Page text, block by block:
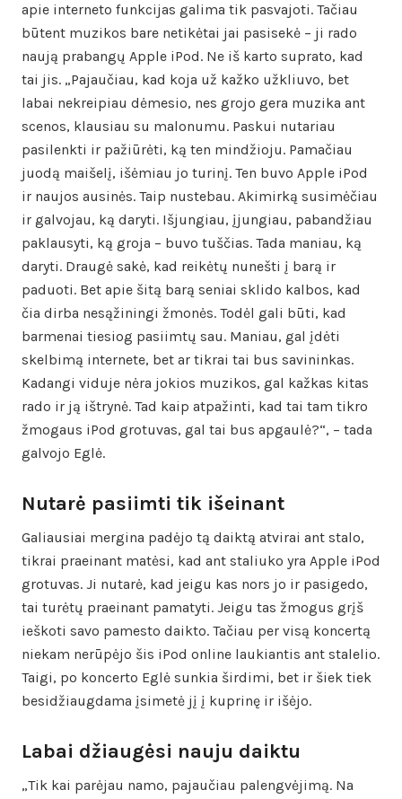
apie interneto funkcijas galima tik pasvajoti. Tačiau
būtent muzikos bare netikėtai jai pasisekė – ji rado
naują prabangų Apple iPod. Ne iš karto suprato, kad
tai jis. „Pajaučiau, kad koja už kažko užkliuvo, bet
labai nekreipiau dėmesio, nes grojo gera muzika ant
scenos, klausiau su malonumu. Paskui nutariau
pasilenkti ir pažiūrėti, ką ten mindžioju. Pamačiau
juodą maišelį, išėmiau jo turinį. Ten buvo Apple iPod
ir naujos ausinės. Taip nustebau. Akimirką susimėčiau
ir galvojau, ką daryti. Išjungiau, įjungiau, pabandžiau
paklausyti, ką groja – buvo tuščias. Tada maniau, ką
daryti. Draugė sakė, kad reikėtų nunešti į barą ir
paduoti. Bet apie šitą barą seniai sklido kalbos, kad
čia dirba nesąžiningi žmonės. Todėl gali būti, kad
barmenai tiesiog pasiimtų sau. Maniau, gal įdėti
skelbimą internete, bet ar tikrai tai bus savininkas.
Kadangi viduje nėra jokios muzikos, gal kažkas kitas
rado ir ją ištrynė. Tad kaip atpažinti, kad tai tam tikro
žmogaus iPod grotuvas, gal tai bus apgaulė?“, – tada
galvojo Eglė.
Nutarė pasiimti tik išeinant
Galiausiai mergina padėjo tą daiktą atvirai ant stalo,
tikrai praeinant matėsi, kad ant staliuko yra Apple iPod
grotuvas. Ji nutarė, kad jeigu kas nors jo ir pasigedo,
tai turėtų praeinant pamatyti. Jeigu tas žmogus grįš
ieškoti savo pamesto daikto. Tačiau per visą koncertą
niekam nerūpėjo šis iPod online laukiantis ant stalelio.
Taigi, po koncerto Eglė sunkia širdimi, bet ir šiek tiek
besidžiaugdama įsimetė jį į kuprinę ir išėjo.
Labai džiaugėsi nauju daiktu
„Tik kai parėjau namo, pajaučiau palengvėjimą. Na